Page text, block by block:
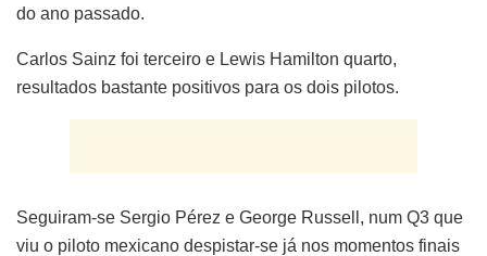
do ano passado.
Carlos Sainz foi terceiro e Lewis Hamilton quarto,
resultados bastante positivos para os dois pilotos.
Seguiram-se Sergio Pérez e George Russell, num Q3 que
viu o piloto mexicano despistar-se já nos momentos finais